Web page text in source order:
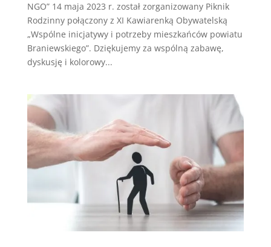
NGO” 14 maja 2023 r. został zorganizowany Piknik
Rodzinny połączony z XI Kawiarenką Obywatelską
„Wspólne inicjatywy i potrzeby mieszkańców powiatu
Braniewskiego”. Dziękujemy za wspólną zabawę,
dyskusję i kolorowy...